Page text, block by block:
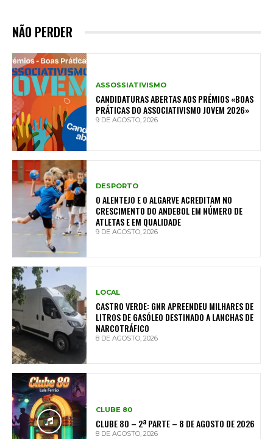
NÃO PERDER
ASSOSSIATIVISMO
CANDIDATURAS ABERTAS AOS PRÉMIOS «BOAS
PRÁTICAS DO ASSOCIATIVISMO JOVEM 2026»
9 DE AGOSTO, 2026
DESPORTO
O ALENTEJO E O ALGARVE ACREDITAM NO
CRESCIMENTO DO ANDEBOL EM NÚMERO DE
ATLETAS E EM QUALIDADE
9 DE AGOSTO, 2026
LOCAL
CASTRO VERDE: GNR APREENDEU MILHARES DE
LITROS DE GASÓLEO DESTINADO A LANCHAS DE
NARCOTRÁFICO
8 DE AGOSTO, 2026
CLUBE 80
CLUBE 80 – 2ª PARTE – 8 DE AGOSTO DE 2026
8 DE AGOSTO, 2026